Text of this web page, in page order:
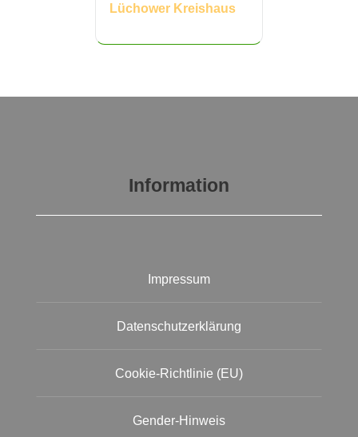
Lüchower Kreishaus
Information
Impressum
Datenschutzerklärung
Cookie-Richtlinie (EU)
Gender-Hinweis